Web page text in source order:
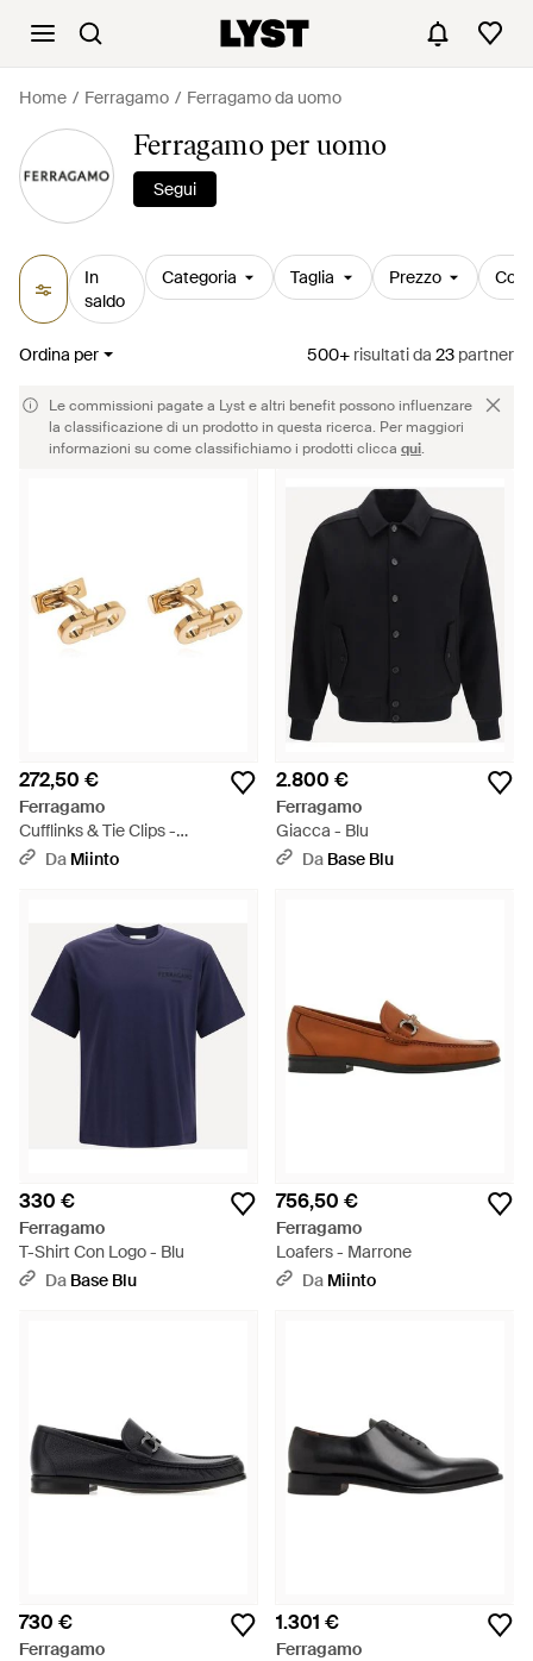
Home Ferragamo Ferragamo da uomo
Ferragamo per uomo
Segui
In
saldo
Categoria Taglia Prezzo
Ordina per 500+ risultatida 23 partner
Le commissioni pagate a Lyst e altri benefit possono influenzare
la classificazione di un prodotto in questa ricerca. Per maggiori
informazioni su come classifichiamo i prodotti clicca qui.
272,50 €
Ferragamo
Cufflinks & Tie Clips -
Metallizzato
Da Miinto
2.800 €
Ferragamo
Giacca - Blu
Da Base Blu
330 €
Ferragamo
T-Shirt Con Logo - Blu
Da Base Blu
756,50 €
Ferragamo
Loafers - Marrone
Da Miinto
730 €
Ferragamo
1.301 €
Ferragamo